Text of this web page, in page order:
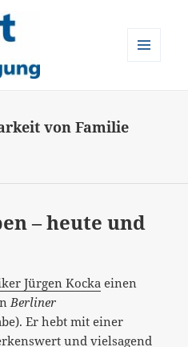
von Familie
– heute und
Jürgen Kocka einen
Berliner
Er hebt mit einer
und vielsagend